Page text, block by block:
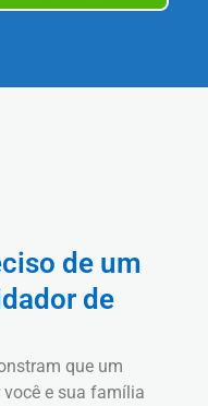
de um
de
que um
e sua família